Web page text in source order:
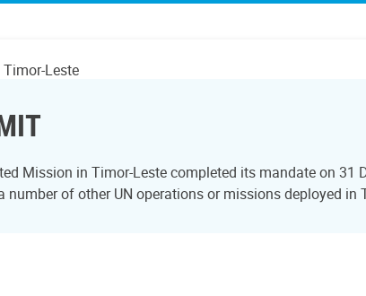
Leste
Mission in Timor-Leste completed its mandate on
number of other UN operations or missions deployed in